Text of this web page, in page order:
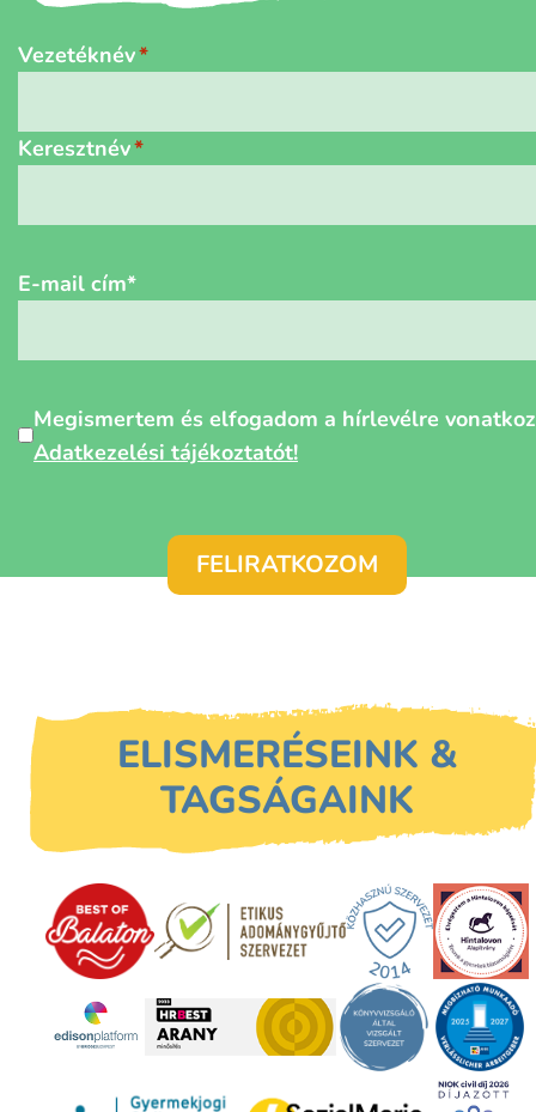
Név*
Vezetéknév
Keresztnév
E-mail cím*
Személyes
adatok
Megismertem és elfogadom a hírlevélre
Adatkezelési tájékoztatót!
ELISMERÉSEINK &
TAGSÁGAINK